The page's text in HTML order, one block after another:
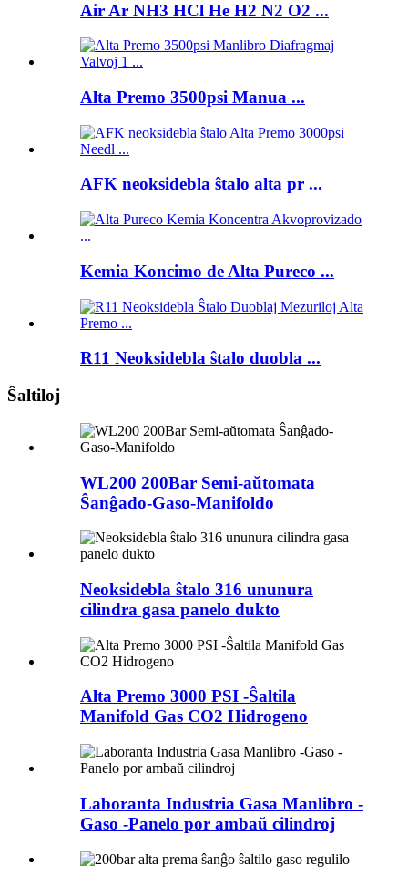
Air Ar NH3 HCl He H2 N2 O2 ...
Alta Premo 3500psi Manua ...
AFK neoksidebla ŝtalo alta pr ...
Kemia Koncimo de Alta Pureco ...
R11 Neoksidebla ŝtalo duobla ...
Ŝaltiloj
WL200 200Bar Semi-aŭtomata
Ŝanĝado-Gaso-Manifoldo
Neoksidebla ŝtalo 316 ununura
cilindra gasa panelo dukto
Alta Premo 3000 PSI -Ŝaltila
Manifold Gas CO2 Hidrogeno
Laboranta Industria Gasa Manlibro -
Gaso -Panelo por ambaŭ cilindroj